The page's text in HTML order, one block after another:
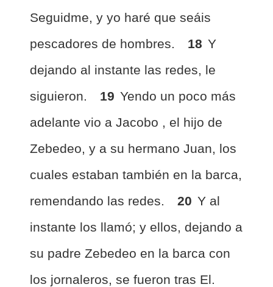
Seguidme, y yo haré que seáis
pescadores de hombres.
18 Y
dejando al instante las redes, le
siguieron.
19 Yendo un poco más
adelante vio a Jacobo , el hijo de
Zebedeo, y a su hermano Juan, los
cuales estaban también en la barca,
remendando las redes.
20 Y al
instante los llamó; y ellos, dejando a
su padre Zebedeo en la barca con
los jornaleros, se fueron tras El.